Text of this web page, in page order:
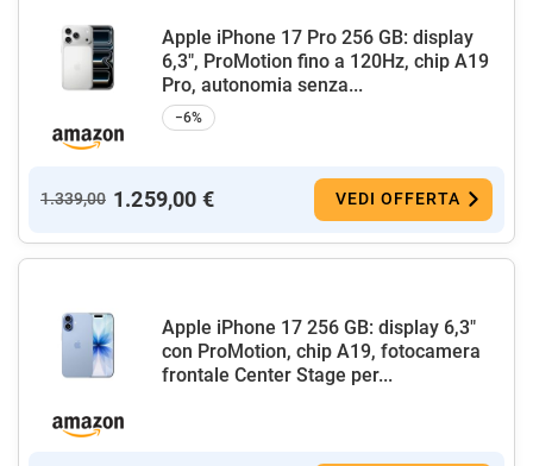
Apple iPhone 17 Pro 256 GB: display
6,3", ProMotion fino a 120Hz, chip A19
Pro, autonomia senza...
−6%
1.339,00 1.259,00 € VEDI OFFERTA
Apple iPhone 17 256 GB: display 6,3"
con ProMotion, chip A19, fotocamera
frontale Center Stage per...